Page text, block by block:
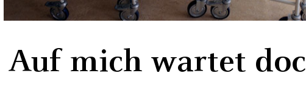
Auf mich wartet